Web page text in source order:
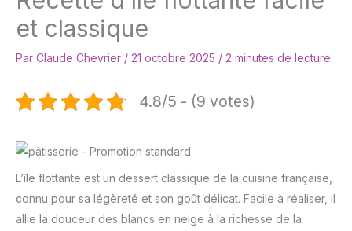
et classique
Par Claude Chevrier / 21 octobre 2025 / 2 minutes de lecture
4.8/5 - (9 votes)
L’île flottante est un dessert classique de la cuisine française,
connu pour sa légèreté et son goût délicat. Facile à réaliser, il
allie la douceur des blancs en neige à la richesse de la